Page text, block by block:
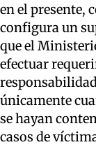
en el presente,
configura un
que el
efectuar
únicamente
se hayan
casos de